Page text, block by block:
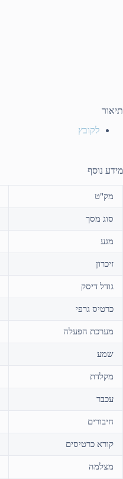
תיאור
לקובץ
מידע נוסף
מק"ט
סוג מסך
מגע
זיכרון
גודל דיסק
כרטיס גרפי
מערכת הפעלה
שמע
מקלדת
עכבר
חיבורים
קורא כרטיסים
מצלמה